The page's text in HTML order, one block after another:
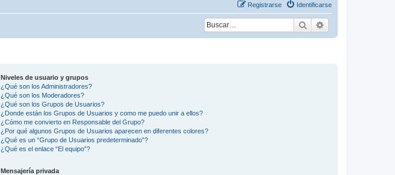
Identificarse
Registrarse
Buscar
Niveles de usuario y grupos
¿Qué son los Administradores?
¿Qué son los Moderadores?
¿Qué son los Grupos de Usuarios?
¿Donde están los Grupos de Usuarios y como me puedo unir a ellos?
¿Cómo me convierto en Responsable del Grupo?
¿Por qué algunos Grupos de Usuarios aparecen en diferentes colores?
¿Qué es un “Grupo de Usuarios predeterminado”?
¿Qué es el enlace “El equipo”?
Mensajería privada